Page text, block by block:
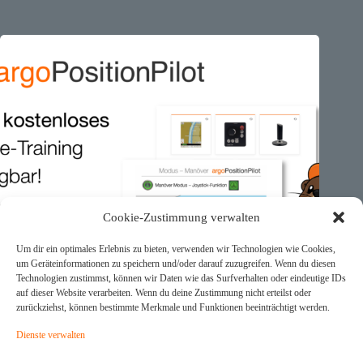
Cookie-Zustimmung verwalten
Um dir ein optimales Erlebnis zu bieten, verwenden wir Technologien wie Cookies,
um Geräteinformationen zu speichern und/oder darauf zuzugreifen. Wenn du diesen
Technologien zustimmst, können wir Daten wie das Surfverhalten oder eindeutige IDs
auf dieser Website verarbeiten. Wenn du deine Zustimmung nicht erteilst oder
zurückziehst, können bestimmte Merkmale und Funktionen beeinträchtigt werden.
Dienste verwalten